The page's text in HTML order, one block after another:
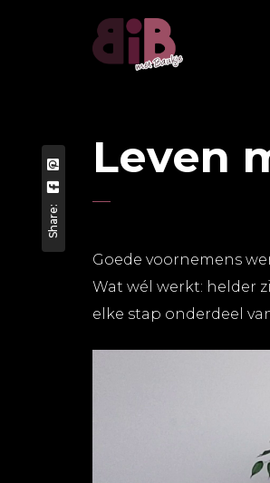
Leven
Share:
Goede voornemens
Wat wél werkt: helder
elke stap onderdeel